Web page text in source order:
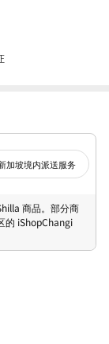
加坡境内派送服务
商品。部分商
的 iShopChangi